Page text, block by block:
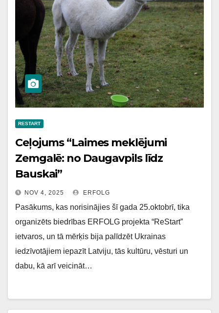
RESTART
Ceļojums “Laimes meklējumi
Zemgalē: no Daugavpils līdz
Bauskai”
NOV 4, 2025 ERFOLG
Pasākums, kas norisinājies šī gada 25.oktobrī, tika
organizēts biedrības ERFOLG projekta “ReStart”
ietvaros, un tā mērķis bija palīdzēt Ukrainas
iedzīvotājiem iepazīt Latviju, tās kultūru, vēsturi un
dabu, kā arī veicināt…